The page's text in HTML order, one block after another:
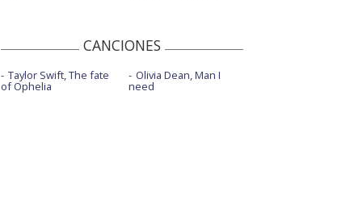
CANCIONES
Taylor Swift, The fate
of Ophelia
Olivia Dean, Man I
need